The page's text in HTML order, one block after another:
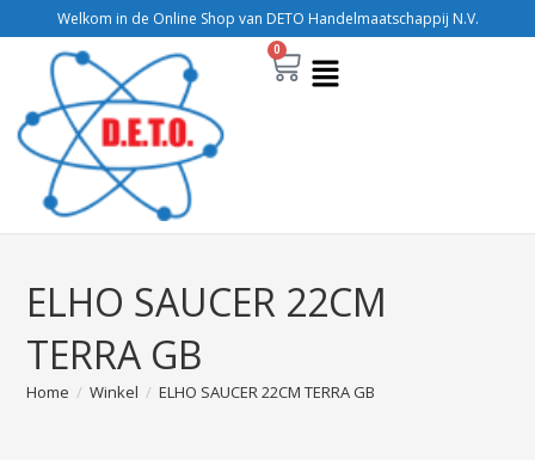
Welkom in de Online Shop van DETO Handelmaatschappij N.V.
0
ELHO SAUCER 22CM
TERRA GB
Home / Winkel / ELHO SAUCER 22CM TERRA GB